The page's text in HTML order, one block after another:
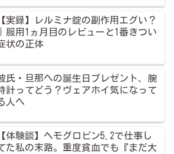
【実録】レルミナ錠の副作用エグい？
｜服用1ヵ月目のレビューと1番きつい
状の正体
氏・旦那への誕生日プレゼント、腕
計ってどう？ヴェアホイ気になって
人へ
【体験談】ヘモグロビン5.2で仕事し
た私の末路。重度貧血でも『まだ大